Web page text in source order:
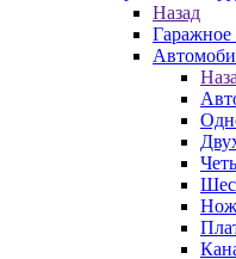
Назад
Гаражное